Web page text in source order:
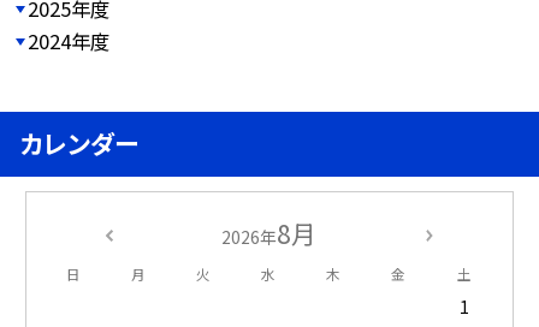
2025年度
2024年度
カレンダー
2026年8月
日 月 火 水 木 金 土
1